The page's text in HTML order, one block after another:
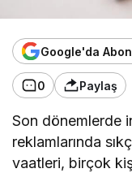
Google'da
0 Paylaş
Son dönemlerde
reklamlarında
vaatleri, birçok